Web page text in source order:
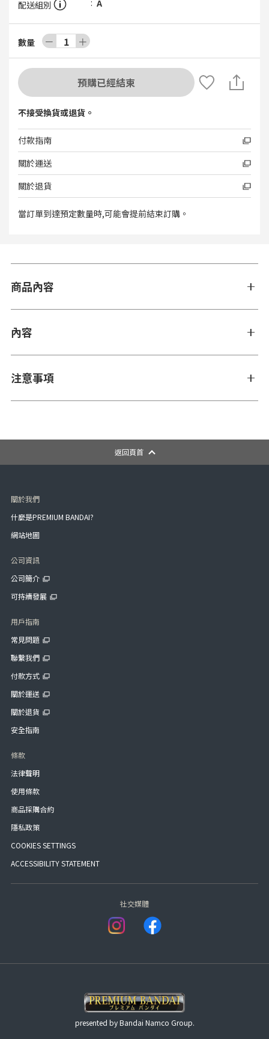
配送組別
A
數量 － 1 ＋
預購已經結束
不接受換貨或退貨。
付款指南
關於運送
關於退貨
當訂單到達預定數量時,可能會提前結束訂購。
商品內容
內容
注意事項
返回頁首
關於我們
什麼是PREMIUM BANDAI?
網站地圖
公司資訊
公司簡介
可持續發展
用戶指南
常見問題
聯繫我們
付款方式
關於運送
關於退貨
安全指南
條款
法律聲明
使用條款
商品採購合約
隱私政策
COOKIES SETTINGS
ACCESSIBILITY STATEMENT
社交媒體
presented by Bandai Namco Group.